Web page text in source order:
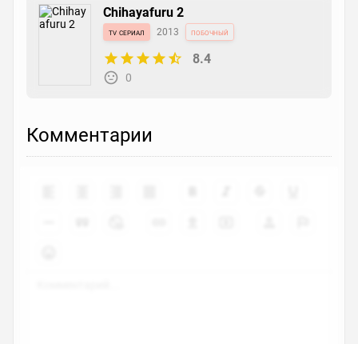
Chihayafuru 2
tv сериал 2013 побочный
8.4
0
Комментарии